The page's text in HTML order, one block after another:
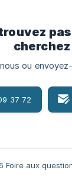
cherchez
ou
37 72
Foire aux